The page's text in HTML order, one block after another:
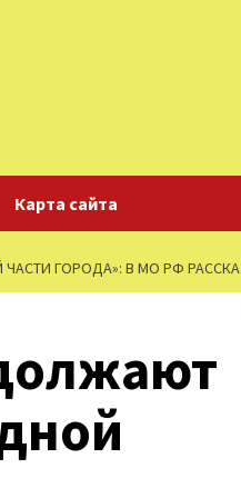
Карта сайта
ГОРОДА»: В МО РФ